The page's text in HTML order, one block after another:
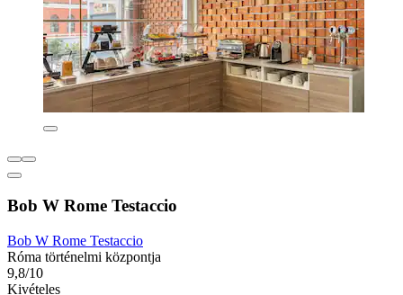
Bob W Rome Testaccio
Bob W Rome Testaccio
Róma történelmi központja
9,8/10
Kivételes